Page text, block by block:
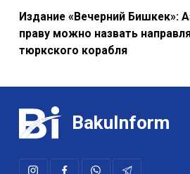
Издание «Вечерний Бишкек»:
праву можно назвать
тюркского корабля
BakuInform